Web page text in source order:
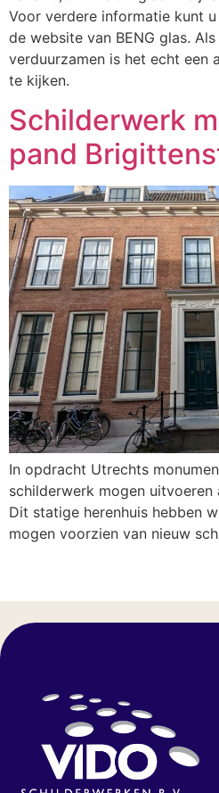
Voor verdere informatie kunt
de website van BENG glas.
verduurzamen is het echt een
te kijken.
Schilderwerk
pand
In opdracht Utrechts
schilderwerk mogen uitvoeren
Dit statige herenhuis hebben
mogen voorzien van nieuw